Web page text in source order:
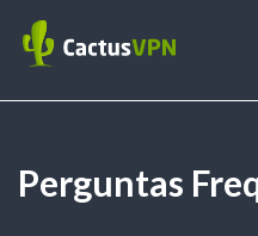
Perguntas